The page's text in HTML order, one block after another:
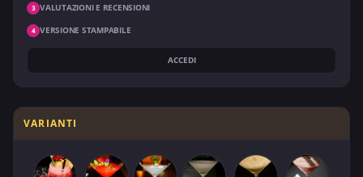
3 VALUTAZIONI E RECENSIONI
4 VERSIONE STAMPABILE
ACCEDI
VARIANTI